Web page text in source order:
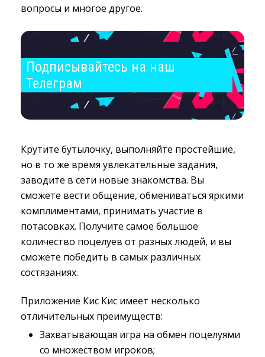
вопросы и многое другое.
Подписывайтесь на наш
Телеграм
Крутите бутылочку, выполняйте простейшие,
но в то же время увлекательные задания,
заводите в сети новые знакомства. Вы
сможете вести общение, обмениваться яркими
комплиментами, принимать участие в
потасовках. Получите самое большое
количество поцелуев от разных людей, и вы
сможете победить в самых различных
состязаниях.
Приложение Кис Кис имеет несколько
отличительных преимуществ:
Захватывающая игра на обмен поцелуями
со множеством игроков;